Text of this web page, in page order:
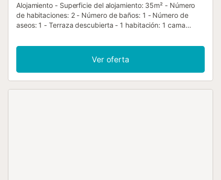
Alojamiento - Superficie del alojamiento: 35m² - Número
de habitaciones: 2 - Número de baños: 1 - Número de
aseos: 1 - Terraza descubierta - 1 habitación: 1 cama
persona - Si eres de los que creen que la decoración es un
factor decisivo a la hora de elegir alojamiento, prepárate
para enamorarte del Neri. Estos bungalows destacan por
su diseño y estilo, ya que se ha cuidado hasta el último
Ver oferta